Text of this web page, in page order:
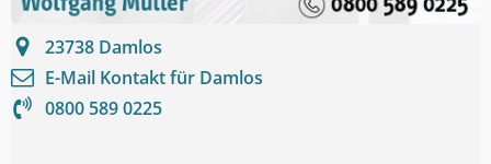
23738 Damlos
E-Mail Kontakt für Damlos
0800 589 0225